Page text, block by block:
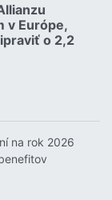
v Európe,
o 2,2
na rok 2026